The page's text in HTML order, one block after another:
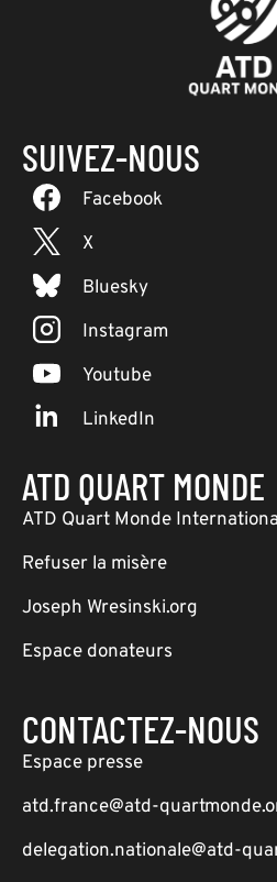
SUIVEZ-NOUS
Facebook
X
Bluesky
Instagram
Youtube
LinkedIn
ATD QUART MONDE
ATD Quart Monde
Refuser la misère
Joseph Wresinski.org
Espace donateurs
CONTACTEZ-NOUS
Espace presse
atd.france@atd-
delegation.nationale@atd-